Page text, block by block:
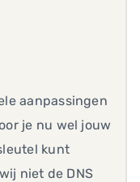
aanpassingen
je nu wel jouw
kunt
niet de DNS